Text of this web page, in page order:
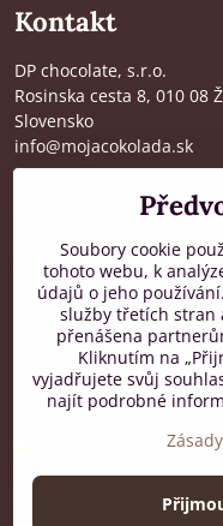
Kontakt
DP chocolate, s.r.o.
Rosinska cesta 8, 010 08
Slovensko
info@mojacokolada.sk
Kde nás najdete
Zákaznická
od 8:00 do 16:00, PO-PÁ
+421 917 436 795
Soubory cookie
tohoto webu, k
údajů o jeho
služby třetích stran
přenášena
Kliknutím na
vyjadřujete svůj
najít podrobné